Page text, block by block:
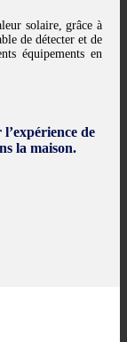
solaire, grâce à
de détecter et de
équipements en
de
la maison.